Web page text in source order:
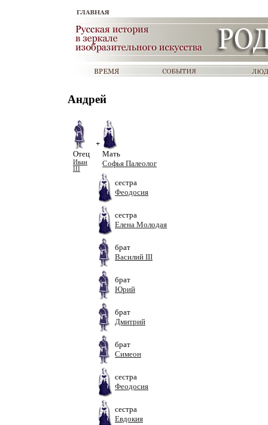
Андрей
Отец
Иван
III
+
Мать
Софья Палеолог
сестра
Феодосия
сестра
Елена Молодая
брат
Василий III
брат
Юрий
брат
Дмитрий
брат
Симеон
сестра
Феодосия
сестра
Евдокия